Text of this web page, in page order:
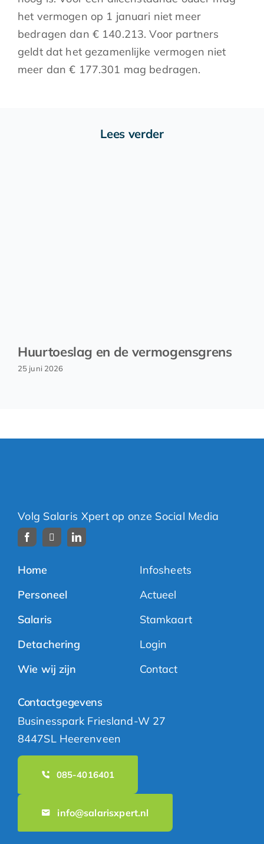
het vermogen op 1 januari niet meer
bedragen dan € 140.213. Voor partners
geldt dat het gezamenlijke vermogen niet
meer dan € 177.301 mag bedragen.
Lees verder
Huurtoeslag en de vermogensgrens
25 juni 2026
Volg Salaris Xpert op onze Social Media
Home
Personeel
Salaris
Detachering
Wie wij zijn
Infosheets
Actueel
Stamkaart
Login
Contact
Contactgegevens
Businesspark Friesland-W 27
8447SL Heerenveen
085-4016401
info@salarisxpert.nl